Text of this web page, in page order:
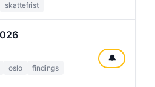
skattefrist
oslo
findings
🔔